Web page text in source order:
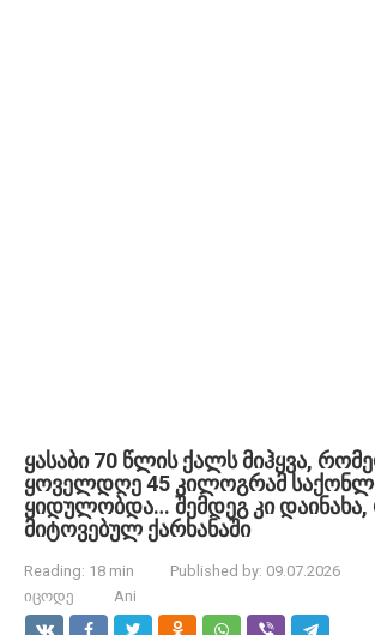
ყასაბი 70 წლის ქალს მიჰყვა,
ყოველდღე 45 კილოგრამ
ყიდულობდა… შემდეგ კი
მიტოვებულ ქარხანაში
Reading: 18 min Published by: 09.07.2026
იცოდე
Ani